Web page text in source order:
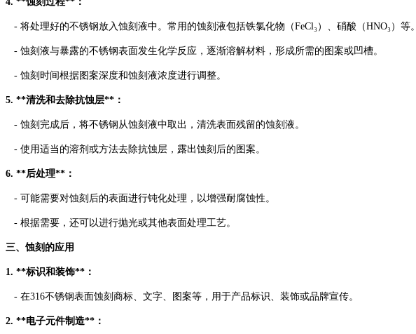
- 将处理好的不锈钢放入蚀刻液中。常用的蚀刻液包括铁氯化物（FeCl₃）、硝酸（HNO₃）等。
- 蚀刻液与暴露的不锈钢表面发生化学反应，逐渐溶解材料，形成所需的图案或凹槽。
- 蚀刻时间根据图案深度和蚀刻液浓度进行调整。
5. **清洗和去除抗蚀层**：
- 蚀刻完成后，将不锈钢从蚀刻液中取出，清洗表面残留的蚀刻液。
- 使用适当的溶剂或方法去除抗蚀层，露出蚀刻后的图案。
6. **后处理**：
- 可能需要对蚀刻后的表面进行钝化处理，以增强耐腐蚀性。
- 根据需要，还可以进行抛光或其他表面处理工艺。
三、蚀刻的应用
1. **标识和装饰**：
- 在316不锈钢表面蚀刻商标、文字、图案等，用于产品标识、装饰或品牌宣传。
2. **电子元件制造**：